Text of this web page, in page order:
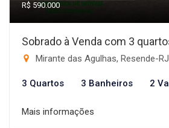
R$ 590.000
Sobrado à Venda com 3
Mirante das Agulhas, Resende-RJ
3 Quartos 3 Banheiros 2
Mais informações